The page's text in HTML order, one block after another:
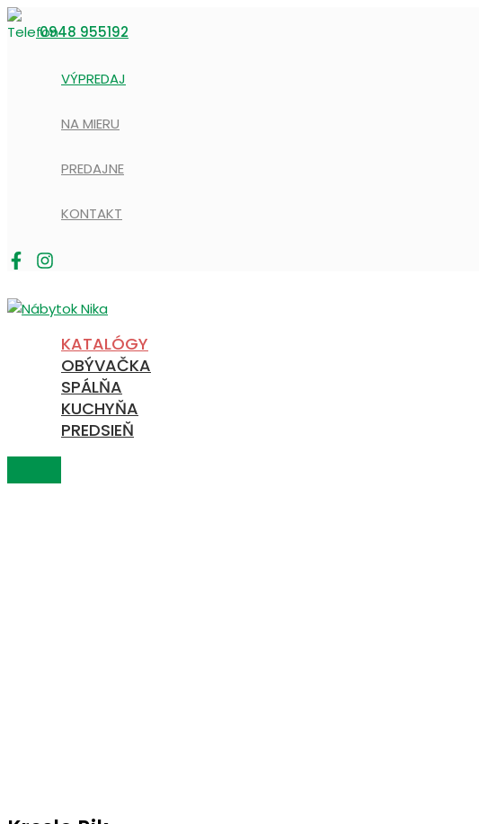
Preskočiť
na
0948 955192
VÝPREDAJ
NA MIERU
PREDAJNE
KONTAKT
KATALÓGY
OBÝVAČKA
SPÁLŇA
KUCHYŇA
PREDSIEŇ